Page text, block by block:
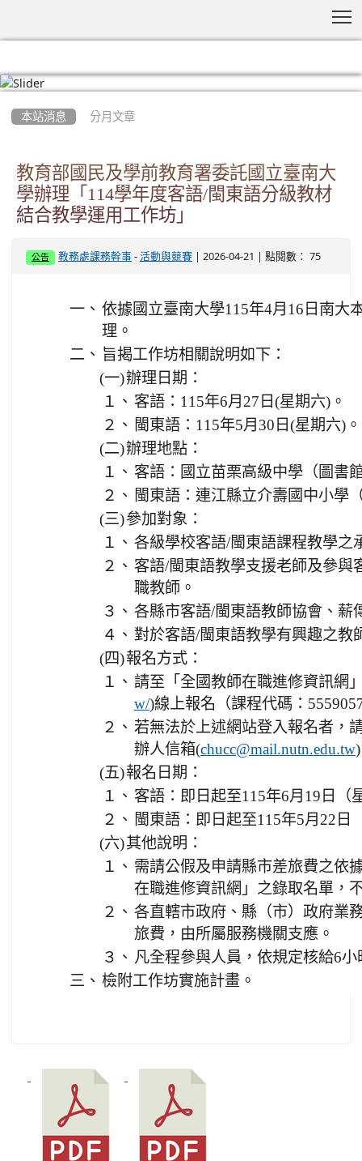
本站消息 分月文章
教育部國民及學前教育署委託國立臺南大
學辦理「114學年度客語/閩東語分級教材
結合教學運用工作坊」
公告 教務處課務幹事 -活動與競賽 | 2026-04-21 | 點閱數： 75
一、 依據國立臺南大學115年4月16日南大
理。
二、 旨揭工作坊相關說明如下：
(一)辦理日期：
１、 客語：115年6月27日(星期六)。
２、 閩東語：115年5月30日(星期六)。
(二)辦理地點：
１、 客語：國立苗栗高級中學（圖書
２、 閩東語：連江縣立介壽國中小學
(三)參加對象：
１、 各級學校客語/閩東語課程教學之
２、 客語/閩東語教學支援老師及參與
職教師。
３、 各縣市客語/閩東語教師協會、薪
４、 對於客語/閩東語教學有興趣之教
(四)報名方式：
１、 請至「全國教師在職進修資訊網
w/)線上報名（課程代碼：
２、 若無法於上述網站登入報名者，
辦人信箱(chucc@mail.nutn.edu.tw
(五)報名日期：
１、 客語：即日起至115年6月19日（
２、 閩東語：即日起至115年5月22日
(六)其他說明：
１、 需請公假及申請縣市差旅費之依
在職進修資訊網」之錄取名單，
２、 各直轄市政府、縣（市）政府業
旅費，由所屬服務機關支應。
３、 凡全程參與人員，依規定核給6
三、 檢附工作坊實施計畫。